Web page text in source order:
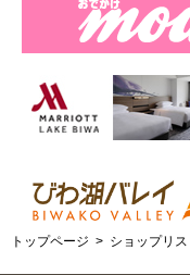
トップページ > ショップリス